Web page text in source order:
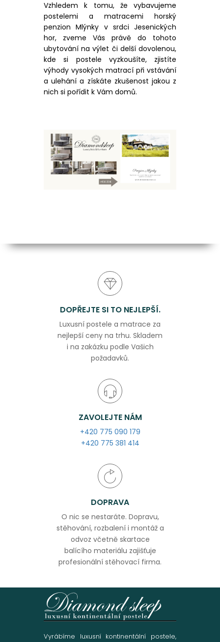
Vzhledem k tomu, že vybavujeme
postelemi a matracemi horský
penzion Mlýnky v srdci Jesenických
hor, zveme Vás právě do tohoto
ubytování na výlet či delší dovolenou,
kde si postele vyzkoušíte, zjistíte
výhody vysokých matrací při vstávání
a ulehání a získáte zkušenost jakou z
nich si pořídit k Vám domů.
DOPŘEJTE SI TO NEJLEPŠÍ.
Luxusní postele a matrace za
nejlepší ceny na trhu. Skladem
i na zakázku podle Vašich
požadavků.
ZAVOLEJTE NÁM
+420 775 090 179
+420 775 381 414
DOPRAVA
O nic se nestaráte. Dopravu,
stěhování, rozbalení i montáž a
odvoz včetně skartace
balícího materiálu zajišťuje
profesionální stěhovací firma.
Vyrábíme luxusní kontinentální postele,